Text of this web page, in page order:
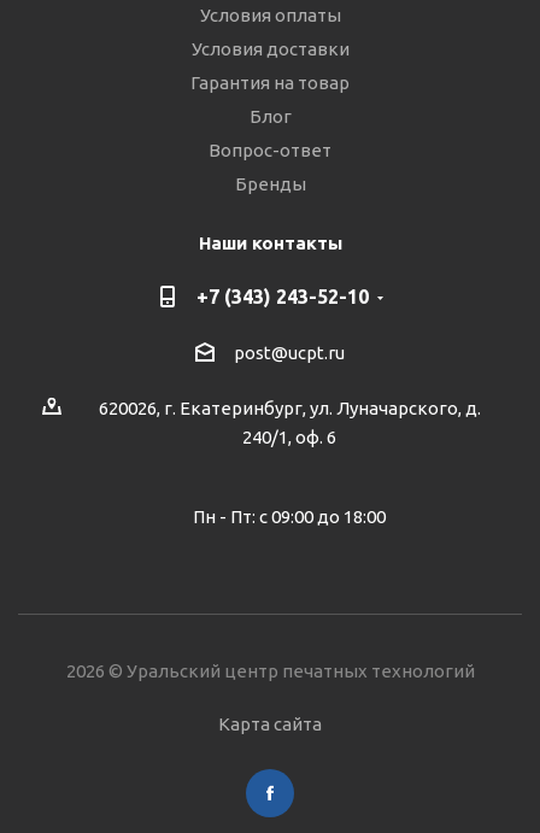
Условия оплаты
Условия доставки
Гарантия на товар
Блог
Вопрос-ответ
Бренды
Наши контакты
+7 (343) 243-52-10
post@ucpt.ru
620026, г. Екатеринбург, ул. Луначарского, д.
240/1, оф. 6
Пн - Пт: с 09:00 до 18:00
2026 © Уральский центр печатных технологий
Карта сайта